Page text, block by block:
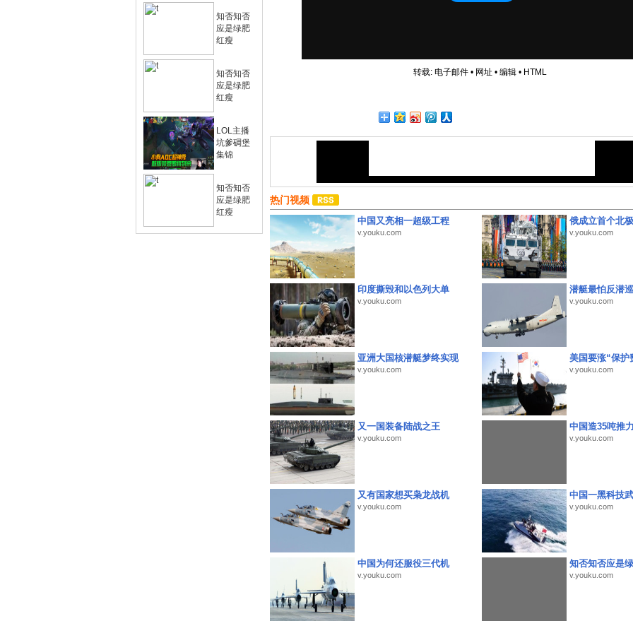
知否知否
应是绿肥
红瘦
知否知否
应是绿肥
红瘦
LOL主播
坑爹碉堡
集锦
知否知否
应是绿肥
红瘦
转载: 电子邮件• 网址 • 编辑• HTML
热门视频
中国又亮相一超级工程
v.youku.com
俄成立首个北
v.youku.com
印度撕毁和以色列大单
v.youku.com
潜艇最怕反潜
v.youku.com
亚洲大国核潜艇梦终实现
v.youku.com
美国要涨“保护
v.youku.com
又一国装备陆战之王
v.youku.com
中国造35吨推
v.youku.com
又有国家想买枭龙战机
v.youku.com
中国一黑科技
v.youku.com
中国为何还服役三代机
v.youku.com
知否知否应是
v.youku.com